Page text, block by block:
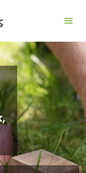
integracyjne,
team
building